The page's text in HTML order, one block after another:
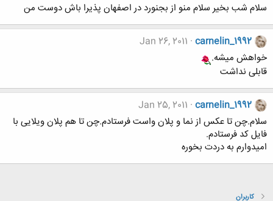
سلام شب بخير سلام منو از بجنورد در اصفهان پذيرا باش دوست من
carnelin_1992
Jan 26, 2011
خواهش میشه.
قابلی نداشت
carnelin_1992
Jan 25, 2011
سلام.چن تا عکس از نما و پلان واست فرستادم.چن تا هم پلان ویلایی با
فایل کد فرستادم.
امیدوارم به دردت بخوره
کاربران